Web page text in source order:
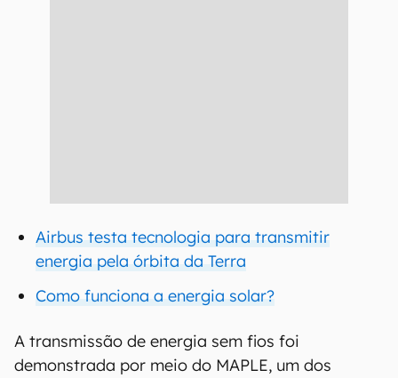
Airbus testa tecnologia para transmitir
energia pela órbita da Terra
Como funciona a energia solar?
A transmissão de energia sem fios foi
demonstrada por meio do MAPLE, um dos